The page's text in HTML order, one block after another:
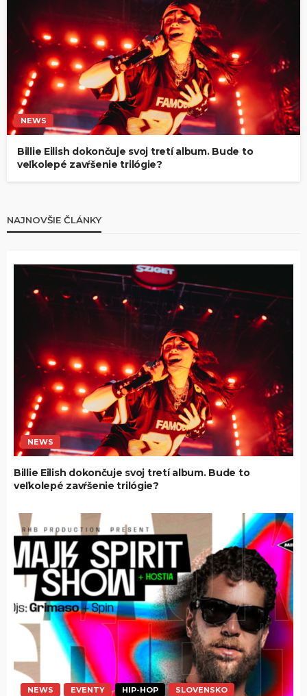
NEWS
Billie Eilish dokončuje svoj tretí album. Bude to
veľkolepé zavŕšenie trilógie?
NAJNOVŠIE ČLÁNKY
NEWS
Billie Eilish dokončuje svoj tretí album. Bude to
veľkolepé zavŕšenie trilógie?
NEWS EVENTY HIP-HOP SLOVENSKO